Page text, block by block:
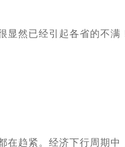
显然已经引起各省的不
在趋紧。经济下行周期